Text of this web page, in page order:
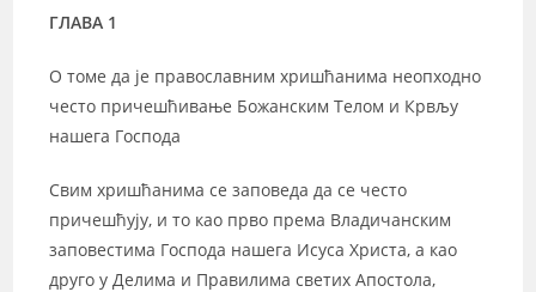
ГЛАВА 1
О томе да је православним хришћанима неопходно
често причешћивање Божанским Телом и Крвљу
нашега Господа
Свим хришћанима се заповеда да се често
причешћују, и то као прво према Владичанским
заповестима Господа нашега Исуса Христа, а као
друго у Делима и Правилима светих Апостола,